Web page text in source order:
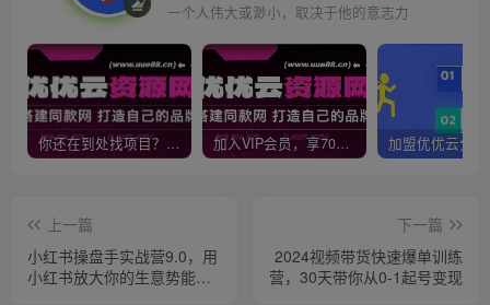
一个人伟大或渺小，取决于他的意志力
你还在到处找项目？还在当韭菜？我靠网创资源站一个月收入5万+，曾经我也是个失败者。 加入VIP会员，享70%的推广提成，免费学习多种网上创业课程，菜鸟秒变大神！
上一篇
小红书操盘手实战营9.0，用
小红书放大你的生意势能，
下一篇
2024视频带货快速爆单训练
营，30天带你从0-1起号变现